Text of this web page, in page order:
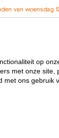
van woensdag
op
met onze site,
met ons gebruik